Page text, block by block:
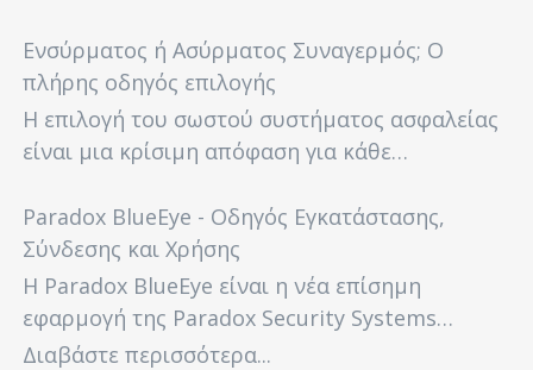
Ενσύρματος ή Ασύρματος Συναγερμός; Ο
πλήρης οδηγός επιλογής
Η επιλογή του σωστού συστήματος ασφαλείας
είναι μια κρίσιμη απόφαση για κάθε…
Paradox BlueEye - Οδηγός Εγκατάστασης,
Σύνδεσης και Χρήσης
Η Paradox BlueEye είναι η νέα επίσημη
εφαρμογή της Paradox Security Systems…
Διαβάστε περισσότερα...